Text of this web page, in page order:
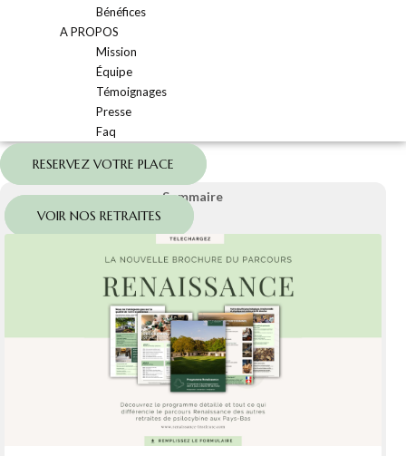
Bénéfices
A PROPOS
Mission
Équipe
Témoignages
Presse
Faq
RESERVEZ VOTRE PLACE
Sommaire
VOIR NOS RETRAITES